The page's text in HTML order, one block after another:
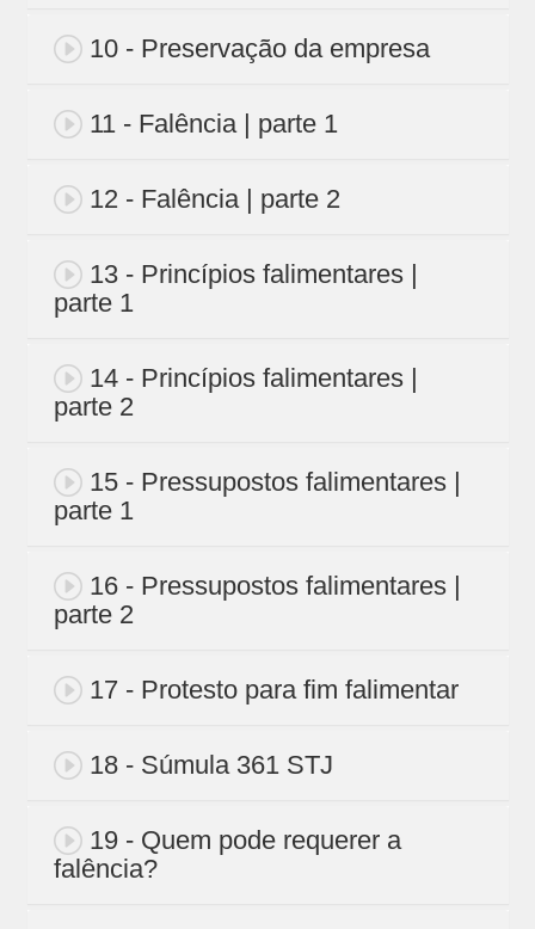
10 - Preservação da empresa
11 - Falência | parte 1
12 - Falência | parte 2
13 - Princípios falimentares |
parte 1
14 - Princípios falimentares |
parte 2
15 - Pressupostos falimentares |
parte 1
16 - Pressupostos falimentares |
parte 2
17 - Protesto para fim falimentar
18 - Súmula 361 STJ
19 - Quem pode requerer a
falência?